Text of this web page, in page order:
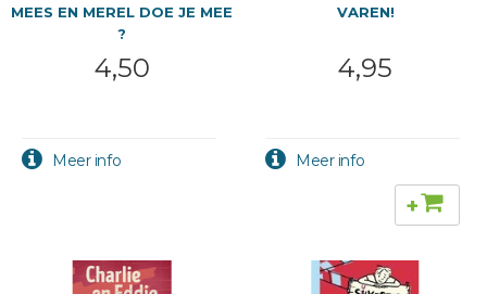
MEES EN MEREL DOE JE MEE
?
4,50
VAREN!
4,95
+